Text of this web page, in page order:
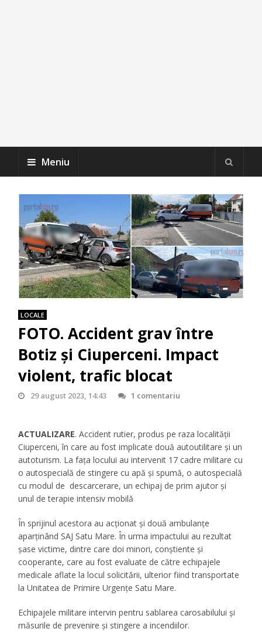
Meniu
LOCALE
FOTO. Accident grav între
Botiz și Ciuperceni. Impact
violent, trafic blocat
29 august 2023, 14:43 1 comentariu
ACTUALIZARE. Accident rutier, produs pe raza localității
Ciuperceni, în care au fost implicate două autoutilitare și un
autoturism. La fața locului au intervenit 17 cadre militare cu
o autospecială de stingere cu apă și spumă, o autospecială
cu modul de descarcerare, un echipaj de prim ajutor și
unul de terapie intensiv mobilă
În sprijinul acestora au acționat și două ambulanțe
aparținând SAJ Satu Mare. În urma impactului au rezultat
șase victime, dintre care doi minori, conștiente și
cooperante, care au fost evaluate de către echipajele
medicale aflate la locul solicitării, ulterior fiind transportate
la Unitatea de Primire Urgențe Satu Mare.
Echipajele militare intervin pentru sablarea carosabilului și
măsurile de prevenire și stingere a incendiilor.